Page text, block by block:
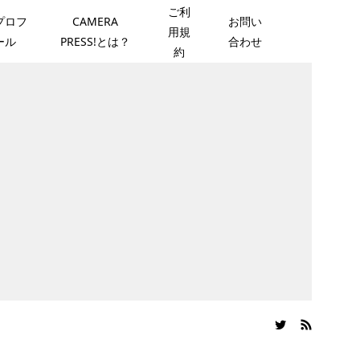
ロフ
ル
CAMERA
PRESS!とは？
ご利
用規
約
お問い
合わせ